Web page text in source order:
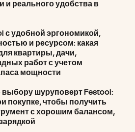
и реального удобства в
с удобной эргономикой,
и ресурсом: какая
квартиры, дачи,
работ с учетом
мощности
шуруповерт Festool:
покупке, чтобы получить
с хорошим балансом,